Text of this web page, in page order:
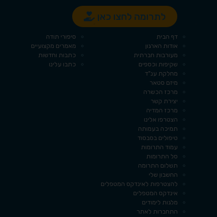
לתרומה לחצו כאן
דף הבית
אודות הארגון
מעורבות חברתית
שקיפות וכספים
מחלקת ענ"ד
מיזם סטאר
מרכז הכשרה
יצירת קשר
מרכז המדיה
הצטרפו אלינו
תמיכה בעמותה
טיפולים בסבסוד
עמוד התרומות
סל התרומות
תשלום התרומה
החשבון שלי
להצטרפות לאינדקס המטפלים
אינדקס המטפלים
מלגות לימודים
התחברות לאתר
סיפורי תודה
מאמרים מקצועיים
כתבות וחדשות
כתבו עלינו